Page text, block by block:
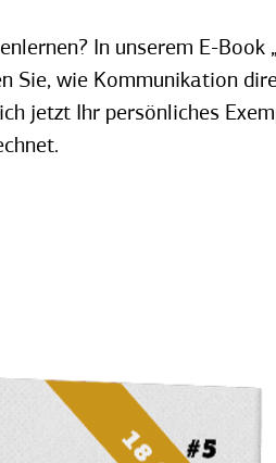
In unserem E-
Sie, wie Kommunikation
jetzt Ihr persönliches